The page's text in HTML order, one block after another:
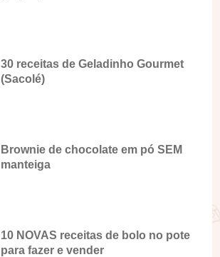
30 receitas de Geladinho Gourmet
(Sacolé)
Brownie de chocolate em pó SEM
manteiga
10 NOVAS receitas de bolo no pote
para fazer e vender